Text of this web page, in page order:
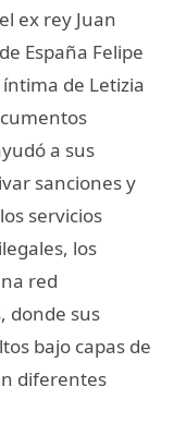
ex rey Juan
España Felipe
de Letizia
a sus
sanciones y
servicios
los
red
donde sus
bajo capas de
diferentes